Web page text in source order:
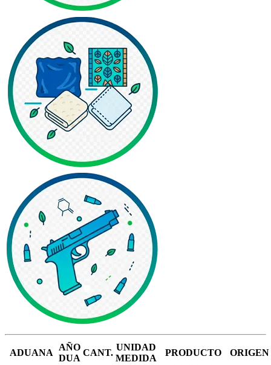
ADUANA
AÑO
DUA
CANT.
UNIDAD
MEDIDA
PRODUCTO ORIGEN